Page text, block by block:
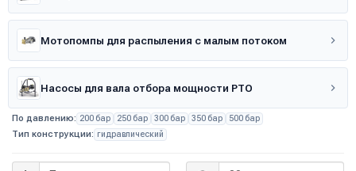
Мотопомпы для распыления с малым потоком
Насосы для вала отбора мощности PTO
По давлению: 200 бар 250 бар 300 бар 350 бар 500 бар
Тип конструкции: гидравлический